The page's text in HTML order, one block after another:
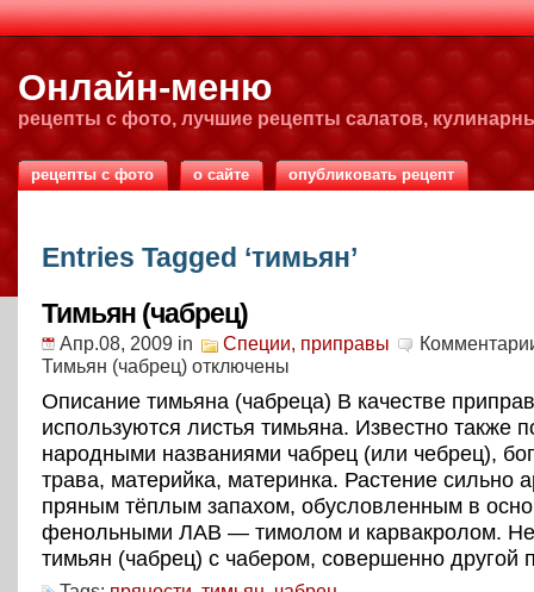
Онлайн-меню
рецепты с фото, лучшие рецепты салатов,
рецепты с фото о сайте опубликовать рецепт
Entries Tagged ‘тимьян’
Тимьян (чабрец)
Апр.08, 2009 in Специи, приправы
Тимьян (чабрец) отключены
Описание тимьяна (чабреца) В качестве
используются листья тимьяна. Известно также
народными названиями чабрец (или чебрец),
трава, материйка, материнка. Растение сильно
пряным тёплым запахом, обусловленным в
фенольными ЛАВ — тимолом и карвакролом. Не
тимьян (чабрец) с чабером, совершенно другой